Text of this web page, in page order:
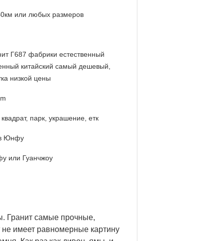
или любых размеров
Г687 фабрики естественный
китайский самый дешевый,
низкой цены
парк, украшение, етк
Юнфу
или Гуанчжоу
Гранит самые прочные,
не имеет равномерные картину